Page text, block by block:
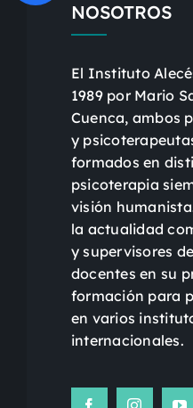
NOSOTROS
El Instituto
1989 por Mario
Cuenca, ambos
y
formados en
psicoterapia
visión
la actualidad
y supervisores
docentes en su
formación para
en varios
internacionales.